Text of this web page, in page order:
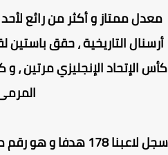
ممتاز و أكثر من رائع لأحد
الإتحاد الإنجليزي مرتين ، و
المرمى .
سجل لاعبنا 178 هدفا و